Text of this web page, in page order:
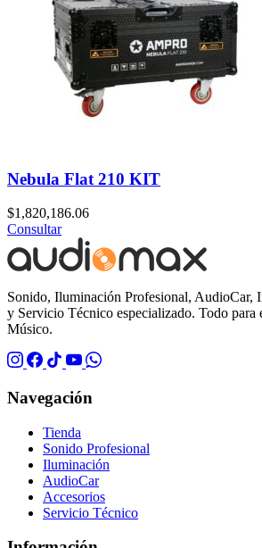
Nebula Flat 210 KIT
$1,820,186.06
Consultar
Sonido, Iluminación Profesional, AudioCar,
y Servicio Técnico especializado. Todo para
Músico.
Navegación
Tienda
Sonido Profesional
Iluminación
AudioCar
Accesorios
Servicio Técnico